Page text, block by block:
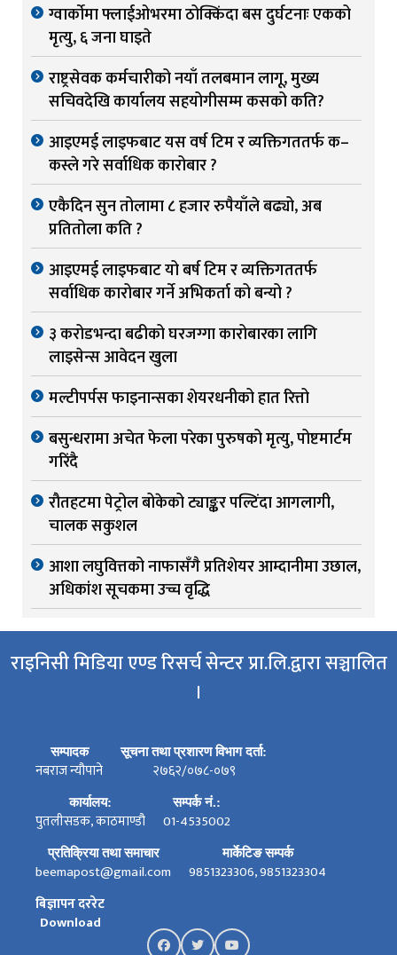
ग्वार्काेमा फ्लाईओभरमा ठोक्किंदा बस दुर्घटनाः एकको
मृत्यु, ६ जना घाइते
राष्ट्रसेवक कर्मचारीको नयाँ तलबमान लागू, मुख्य
सचिवदेखि कार्यालय सहयोगीसम्म कसको कति?
आइएमई लाइफबाट यस वर्ष टिम र व्यक्तिगततर्फ क–
कस्ले गरे सर्वाधिक कारोबार ?
एकैदिन सुन तोलामा ८ हजार रुपैयाँले बढ्यो, अब
प्रतितोला कति ?
आइएमई लाइफबाट यो बर्ष टिम र व्यक्तिगततर्फ
सर्वाधिक कारोबार गर्ने अभिकर्ता को बन्यो ?
३ करोडभन्दा बढीको घरजग्गा कारोबारका लागि
लाइसेन्स आवेदन खुला
मल्टीपर्पस फाइनान्सका शेयरधनीको हात रित्तो
बसुन्धरामा अचेत फेला परेका पुरुषको मृत्यु, पोष्टमार्टम
गरिंदै
रौतहटमा पेट्रोल बोकेको ट्याङ्कर पल्टिंदा आगलागी,
चालक सकुशल
आशा लघुवित्तको नाफासँगै प्रतिशेयर आम्दानीमा उछाल,
अधिकांश सूचकमा उच्च वृद्धि
राइनिसी मिडिया एण्ड रिसर्च सेन्टर प्रा.लि.द्वारा सञ्चालित
।
सम्पादक
नबराज न्यौपाने
सूचना तथा प्रशारण विभाग दर्ता:
२७६२/०७८-०७९
कार्यालय:
पुतलीसडक, काठमाण्डौ
सम्पर्क नं.:
01-4535002
प्रतिक्रिया तथा समाचार
beemapost@gmail.com
मार्केटिङ सम्पर्क
9851323306, 9851323304
बिज्ञापन दररेट
Download